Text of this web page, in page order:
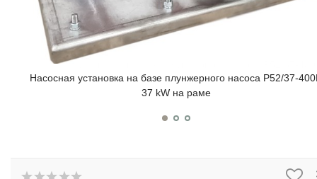
Насосная установка на базе плунжерного насоса P52/37-
37 kW на раме